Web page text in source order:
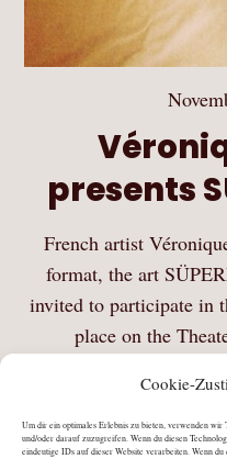
Cookie-
Um dir ein optimales Erlebnis zu bieten, verwenden
und/oder darauf zuzugreifen. Wenn du diesen
eindeutige IDs auf dieser Website verarbeiten. Wenn
presents
French artist
format, the art
invited to participate in
place on the